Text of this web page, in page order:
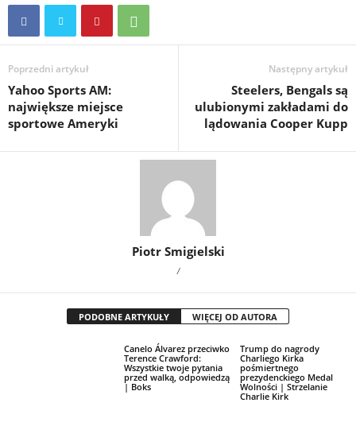
Poprzedni artykuł
Yahoo Sports AM:
największe miejsce
sportowe Ameryki
Następny artykuł
Steelers, Bengals są
ulubionymi zakładami do
lądowania Cooper Kupp
Piotr Smigielski
/
PODOBNE ARTYKUŁY WIĘCEJ OD AUTORA
Canelo Álvarez przeciwko
Terence Crawford:
Wszystkie twoje pytania
przed walką, odpowiedzą
| Boks
Trump do nagrody
Charliego Kirka
pośmiertnego
prezydenckiego Medal
Wolności | Strzelanie
Charlie Kirk